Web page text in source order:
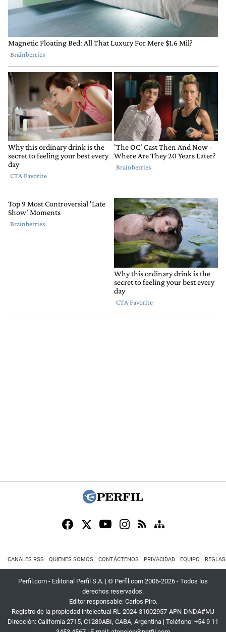
CANALES RSS QUIENES SOMOS CONTÁCTENOS PRIVACIDAD EQUIPO
Perfil.com - Editorial Perfil S.A. | © Perfil.com 2006-2026 - Todos los
derechos reservados.
Editor responsable: Carlos Piro.
Registro de la propiedad intelectual RL-2024-31002957-APN-DNDA#MJ
Dirección: California 2715, C1289ABI, CABA, Argentina | Teléfono: +54 9 11